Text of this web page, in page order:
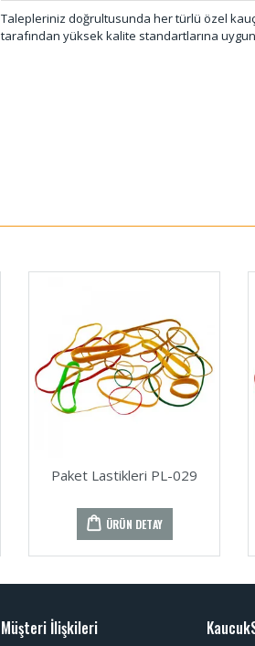
Talepleriniz doğrultusunda her türlü özel
tarafından yüksek kalite standartlarına
Paket Lastikleri PL-029
ÜRÜN DETAY
Müşteri İlişkileri